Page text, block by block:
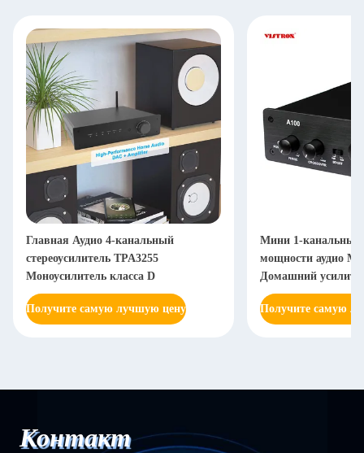
Главная Аудио 4-канальный
стереоусилитель TPA3255
Моноусилитель класса D
Получите самую лучшую цену
Мини 1-канальный
мощности аудио
Домашний
Получите самую
Контакт